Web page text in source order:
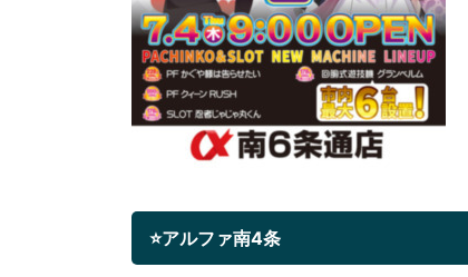
⭐アルファ南4条